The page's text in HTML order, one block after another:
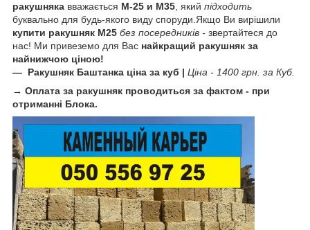
ракушняка вважається М-25 и М35 , який підходить
буквально для будь-якого виду споруди.Якщо Ви вирішили
купити ракушняк М25 без посередників - звертайтеся до
нас! Ми привеземо для Вас найкращий ракушняк за
найнижчою ціною!
— Ракушняк Баштанка ціна за куб | Ціна - 1400 грн. за Куб.
→ Оплата за ракушняк проводиться за фактом - при
отриманні Блока.